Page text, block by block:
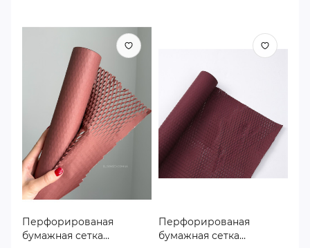
Перфорированая
бумажная сетка
Перфорированая
бумажная сетка